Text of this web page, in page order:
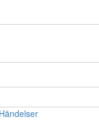
Händelser